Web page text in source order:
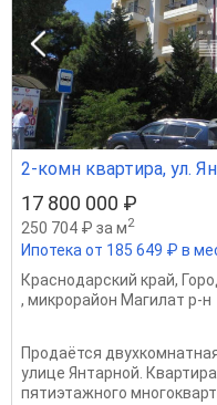
2-комн квартира, ул.
17 800 000 ₽
250 704 ₽ за м2
Ипотека от 185 649 ₽ в
Краснодарский край,
, микрорайон Магилат р-н
Продаётся
улице Янтарной.
пятиэтажного